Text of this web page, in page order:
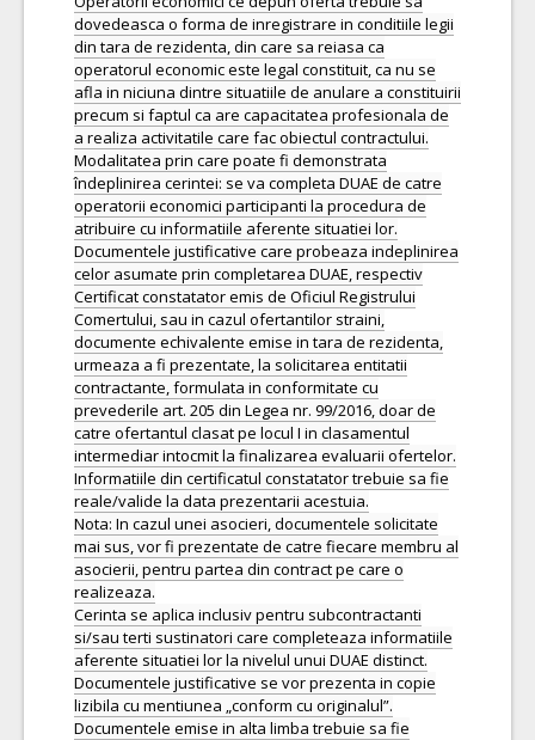
dovedeasca o forma de inregistrare in conditiile legii
din tara de rezidenta, din care sa reiasa ca
operatorul economic este legal constituit, ca nu se
afla in niciuna dintre situatiile de anulare a constituirii
precum si faptul ca are capacitatea profesionala de
a realiza activitatile care fac obiectul contractului.
Modalitatea prin care poate fi demonstrata
îndeplinirea cerintei: se va completa DUAE de catre
operatorii economici participanti la procedura de
atribuire cu informatiile aferente situatiei lor.
Documentele justificative care probeaza indeplinirea
celor asumate prin completarea DUAE, respectiv
Certificat constatator emis de Oficiul Registrului
Comertului, sau in cazul ofertantilor straini,
documente echivalente emise in tara de rezidenta,
urmeaza a fi prezentate, la solicitarea entitatii
contractante, formulata in conformitate cu
prevederile art. 205 din Legea nr. 99/2016, doar de
catre ofertantul clasat pe locul I in clasamentul
intermediar intocmit la finalizarea evaluarii ofertelor.
Informatiile din certificatul constatator trebuie sa fie
reale/valide la data prezentarii acestuia.
Nota: In cazul unei asocieri, documentele solicitate
mai sus, vor fi prezentate de catre fiecare membru al
asocierii, pentru partea din contract pe care o
realizeaza.
Cerinta se aplica inclusiv pentru subcontractanti
si/sau terti sustinatori care completeaza informatiile
aferente situatiei lor la nivelul unui DUAE distinct.
Documentele justificative se vor prezenta in copie
lizibila cu mentiunea „conform cu originalul”.
Documentele emise in alta limba trebuie sa fie